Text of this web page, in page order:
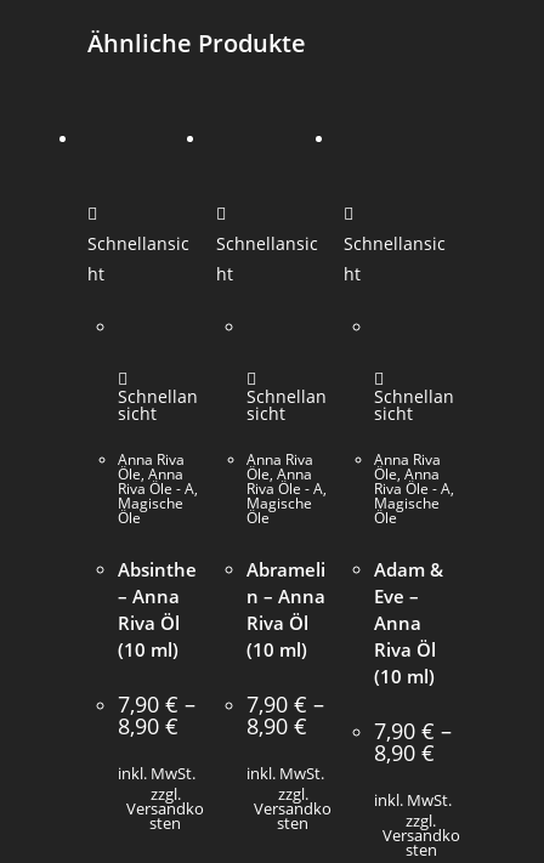
Ähnliche Produkte
Schnellansic
ht
Schnellan
sicht
Anna Riva
Öle,Anna
Riva Öle - A,
Magische
Öle
Absinthe
– Anna
Riva Öl
(10 ml)
7,90€ –
8,90€
inkl. MwSt.
zzgl.
Versandko
sten
Schnellansic
ht
Schnellan
sicht
Anna Riva
Öle, Anna
Riva Öle - A,
Magische
Öle
Abrameli
n – Anna
Riva Öl
(10 ml)
7,90 € –
8,90 €
inkl. MwSt.
zzgl.
Versandko
sten
Schnellansic
ht
Schnellan
sicht
Anna Riva
Öle, Anna
Riva Öle - A,
Magische
Öle
Adam &
Eve –
Anna
Riva Öl
(10 ml)
7,90 € –
8,90 €
inkl. MwSt.
zzgl.
Versandko
sten